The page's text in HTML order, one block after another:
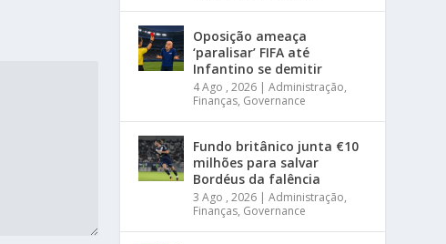
Oposição ameaça
‘paralisar’ FIFA até
Infantino se demitir
4 Ago , 2026 |Administração,
Finanças, Governance
Fundo britânico junta €10
milhões para salvar
Bordéus da falência
3 Ago , 2026 |Administração,
Finanças, Governance